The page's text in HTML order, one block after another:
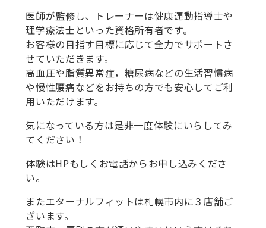
医師が監修し、トレーナーは健康運動指導士や
理学療法士といった資格所有者です。
お客様の目指す目標に応じて全力でサポートさ
せていただきます。
高血圧や脂質異常症，糖尿病などの生活習慣病
や慢性腰痛などをお持ちの方でも安心してご利
用いただけます。
気になっている方は是非一度体験にいらしてみ
てください！
体験はHPもしくお電話からお申し込みくださ
い。
またエターナルフィットは札幌市内に３店舗ご
ざいます。